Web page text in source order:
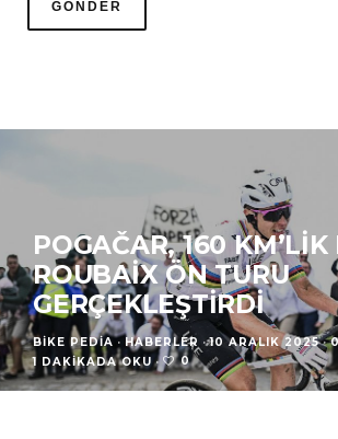
POGAČAR, 160 KM’LIK
ROUBAIX ÖN TURU
GERÇEKLEŞTIRDI
BIKE PEDIA · HABERLER · 10 ARALIK 2025 ·
1 DAKIKADA OKU · 0